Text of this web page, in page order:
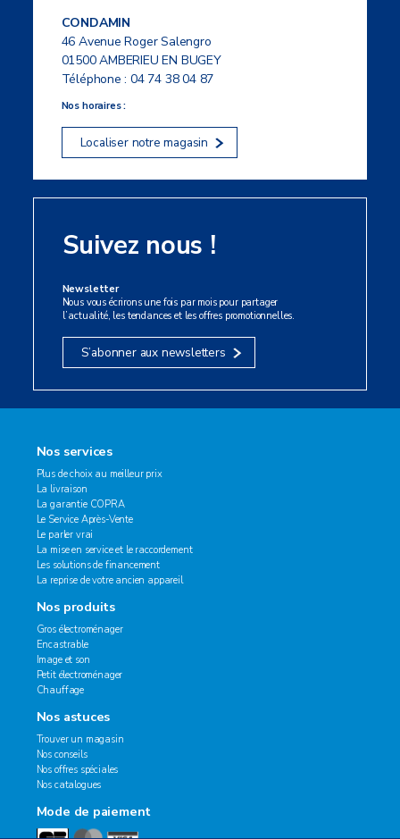
CONDAMIN
46 Avenue Roger Salengro
01500 AMBERIEU EN BUGEY
Téléphone :04 74 38 04 87
Nos horaires :
Localiser notre magasin
Suivez nous !
Newsletter
Nous vous écrirons une fois par mois pour partager
l’actualité, les tendances et les offres promotionnelles.
S’abonner aux newsletters
Nos services
Plus de choix au meilleur prix
La livraison
La garantie COPRA
Le Service Après-Vente
Le parler vrai
La mise en service et le raccordement
Les solutions de financement
La reprise de votre ancien appareil
Nos produits
Gros électroménager
Encastrable
Image et son
Petit électroménager
Chauffage
Nos astuces
Trouver un magasin
Nos conseils
Nos offres spéciales
Nos catalogues
Mode de paiement